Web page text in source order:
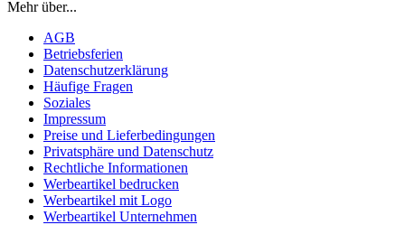
Mehr über...
AGB
Betriebsferien
Datenschutzerklärung
Häufige Fragen
Soziales
Impressum
Preise und Lieferbedingungen
Privatsphäre und Datenschutz
Rechtliche Informationen
Werbeartikel bedrucken
Werbeartikel mit Logo
Werbeartikel Unternehmen